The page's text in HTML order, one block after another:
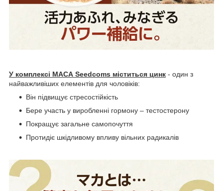
У комплексі МАСА Seedcoms міститься цинк - один з
найважливіших елементів для чоловіків:
Він підвищує стресостійкість
Бере участь у виробленні гормону – тестостерону
Покращує загальне самопочуття
Протидіє шкідливому впливу вільних радикалів